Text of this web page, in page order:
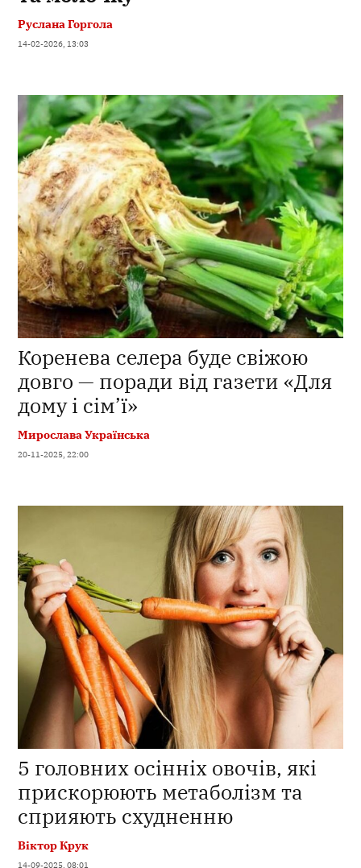
Руслана Горгола
14-02-2026, 13:03
Коренева селера буде свіжою
довго — поради від газети «Для
дому і сім’ї»
Мирослава Українська
20-11-2025, 22:00
5 головних осінніх овочів, які
прискорюють метаболізм та
сприяють схудненню
Віктор Крук
14-09-2025, 08:01